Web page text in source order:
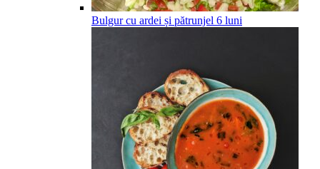
Bulgur cu ardei și pătrunjel 6 luni